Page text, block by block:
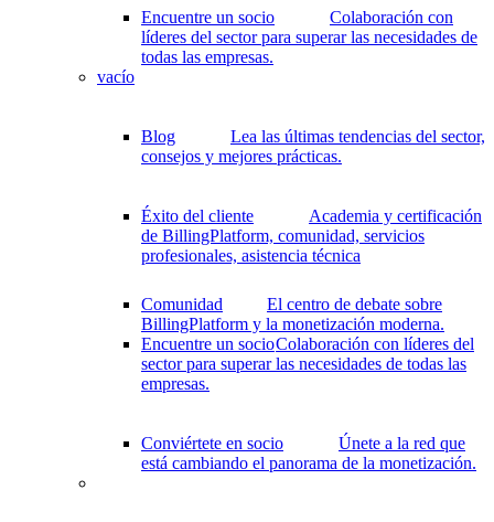
Encuentre un socio
Colaboración con
líderes del sector para superar las necesidades de
todas las empresas.
vacío
Blog
Lea las últimas tendencias del sector,
consejos y mejores prácticas.
Éxito del cliente
Academia y certificación
de BillingPlatform, comunidad, servicios
profesionales, asistencia técnica
Comunidad
El centro de debate sobre
BillingPlatform y la monetización moderna.
Encuentre un socioColaboración con líderes del
sector para superar las necesidades de todas las
empresas.
Conviértete en socio
Únete a la red que
está cambiando el panorama de la monetización.